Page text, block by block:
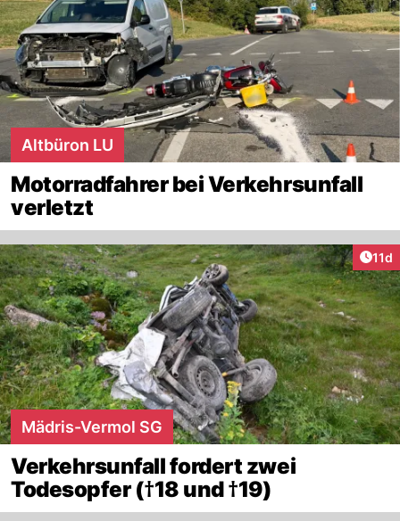
Altbüron LU
Motorradfahrer bei Verkehrsunfall
verletzt
11d
Mädris-Vermol SG
Verkehrsunfall fordert zwei
Todesopfer (†18 und †19)